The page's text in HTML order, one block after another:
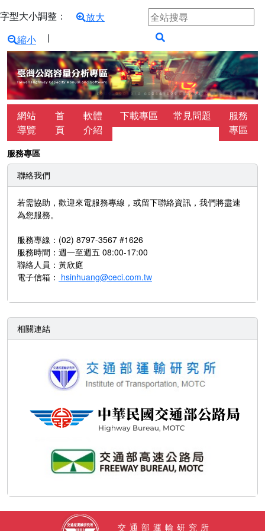
跳到主要內容區塊
字型大小調整區塊
字型大小調整：
放大
縮小
使用這些按鈕可以調整主要內容的字型大小。
∣
全站搜尋關鍵字
搜尋
網站
導覽
首
頁
軟體
介紹
下載專區 常見問題
服務
專區
:::
服務專區
聯絡我們
若需協助，歡迎來電服務專線，或留下聯絡資訊，我們將盡速
為您服務。
服務專線：(02) 8797-3567 #1626
服務時間：週一至週五 08:00-17:00
聯絡人員：黃欣庭
電子信箱： hsinhuang@ceci.com.tw
相關連結
交通部運輸研究所